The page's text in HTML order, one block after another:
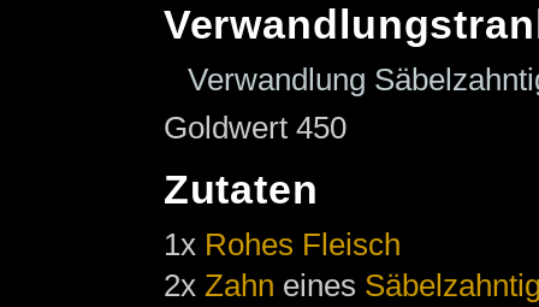
Verwandlung
Goldwert 450
Zutaten
1x Rohes Fleisch
2x Zahn eines